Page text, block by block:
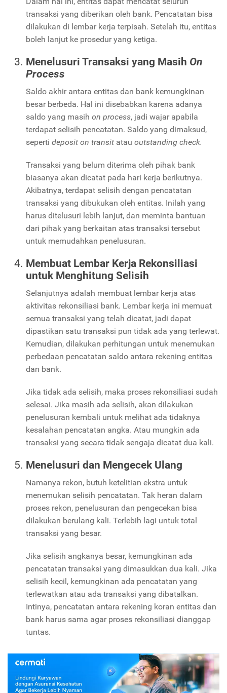
transaksi yang diberikan oleh bank. Pencatatan bisa
dilakukan di lembar kerja terpisah. Setelah itu, entitas
boleh lanjut ke prosedur yang ketiga.
Menelusuri Transaksi yang Masih On
Process
Saldo akhir antara entitas dan bank kemungkinan
besar berbeda. Hal ini disebabkan karena adanya
saldo yang masih on process, jadi wajar apabila
terdapat selisih pencatatan. Saldo yang dimaksud,
seperti deposit on transit atau outstanding check.
Transaksi yang belum diterima oleh pihak bank
biasanya akan dicatat pada hari kerja berikutnya.
Akibatnya, terdapat selisih dengan pencatatan
transaksi yang dibukukan oleh entitas. Inilah yang
harus ditelusuri lebih lanjut, dan meminta bantuan
dari pihak yang berkaitan atas transaksi tersebut
untuk memudahkan penelusuran.
Membuat Lembar Kerja Rekonsiliasi
untuk Menghitung Selisih
Selanjutnya adalah membuat lembar kerja atas
aktivitas rekonsiliasi bank. Lembar kerja ini memuat
semua transaksi yang telah dicatat, jadi dapat
dipastikan satu transaksi pun tidak ada yang terlewat.
Kemudian, dilakukan perhitungan untuk menemukan
perbedaan pencatatan saldo antara rekening entitas
dan bank.
Jika tidak ada selisih, maka proses rekonsiliasi sudah
selesai. Jika masih ada selisih, akan dilakukan
penelusuran kembali untuk melihat ada tidaknya
kesalahan pencatatan angka. Atau mungkin ada
transaksi yang secara tidak sengaja dicatat dua kali.
Menelusuri dan Mengecek Ulang
Namanya rekon, butuh ketelitian ekstra untuk
menemukan selisih pencatatan. Tak heran dalam
proses rekon, penelusuran dan pengecekan bisa
dilakukan berulang kali. Terlebih lagi untuk total
transaksi yang besar.
Jika selisih angkanya besar, kemungkinan ada
pencatatan transaksi yang dimasukkan dua kali. Jika
selisih kecil, kemungkinan ada pencatatan yang
terlewatkan atau ada transaksi yang dibatalkan.
Intinya, pencatatan antara rekening koran entitas dan
bank harus sama agar proses rekonsiliasi dianggap
tuntas.